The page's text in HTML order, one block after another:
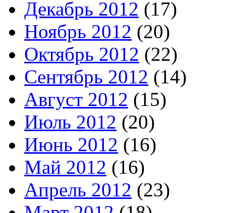
Декабрь 2012 (17)
Ноябрь 2012 (20)
Октябрь 2012 (22)
Сентябрь 2012 (14)
Август 2012 (15)
Июль 2012 (20)
Июнь 2012 (16)
Май 2012 (16)
Апрель 2012 (23)